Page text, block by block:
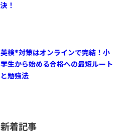
決！
英検®対策はオンラインで完結！小
学生から始める合格への最短ルート
と勉強法
新着記事